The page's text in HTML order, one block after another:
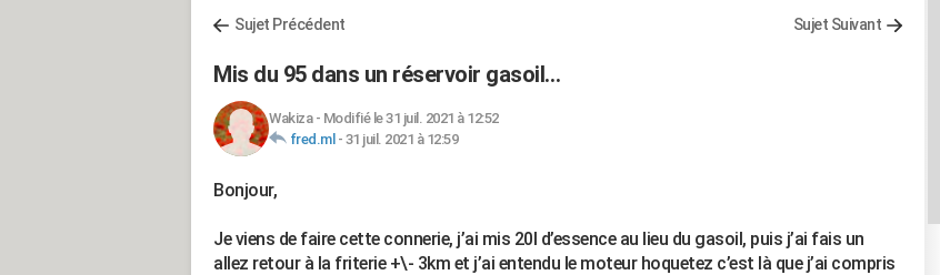
Sujet Précédent Sujet Suivant
Mis du 95 dans un réservoir gasoil…
Wakiza- Modifié le 31 juil. 2021 à 12:52
fred.ml - 31 juil. 2021 à 12:59
Bonjour,
Je viens de faire cette connerie, j’ai mis 20l d’essence au lieu du gasoil, puis j’ai fais un
allez retour à la friterie +\- 3km et j’ai entendu le moteur hoquetez c’est là que j’ai compris